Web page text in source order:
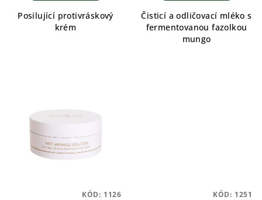
Posilující protivráskový
krém
Čisticí a odličovací mléko s
fermentovanou fazolkou
mungo
KÓD: 1126 KÓD: 1251